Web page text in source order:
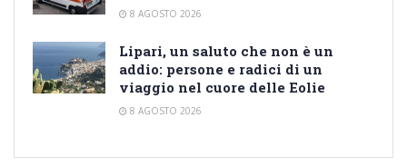
8 AGOSTO 2026
Lipari, un saluto che non è un
addio: persone e radici di un
viaggio nel cuore delle Eolie
8 AGOSTO 2026